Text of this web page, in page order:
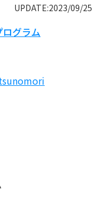
UPDATE:2023/09/25
グラム